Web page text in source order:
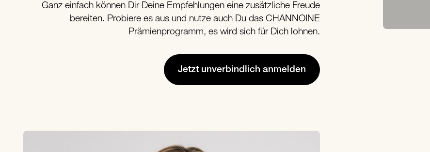
Ganz einfach können Dir Deine Empfehlungen eine zusätzliche Freude
bereiten. Probiere es aus und nutze auch Du das CHANNOINE
Prämienprogramm, es wird sich für Dich lohnen.
Jetzt unverbindlich anmelden